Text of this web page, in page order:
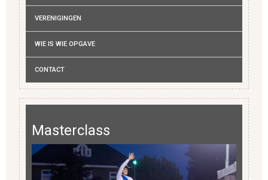
VERENIGINGEN
WIE IS WIE OPGAVE
CONTACT
Masterclass